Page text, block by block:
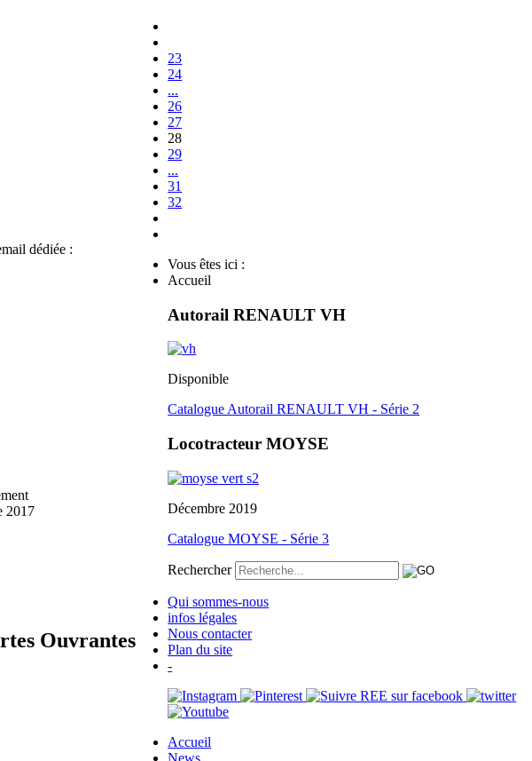
dédiée :
2017
Ouvrantes
23
24
...
26
27
28
29
...
31
32
Vous êtes ici :
Accueil
Autorail RENAULT VH
Disponible
Catalogue Autorail RENAULT VH - Série 2
Locotracteur MOYSE
Décembre 2019
Catalogue MOYSE - Série 3
Rechercher
Qui sommes-nous
infos légales
Nous contacter
Plan du site
-
Accueil
News